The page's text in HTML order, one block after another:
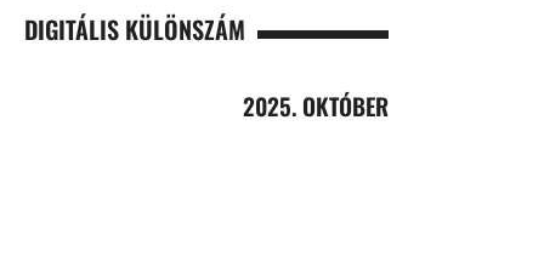
DIGITÁLIS KÜLÖNSZÁM
2025. OKTÓBER